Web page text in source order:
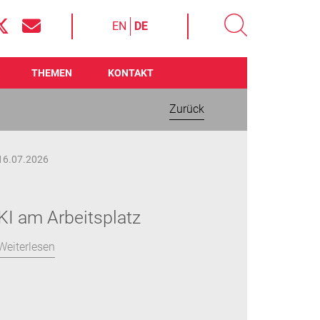
EN DE
THEMEN KONTAKT
Zurück
am Arbeitsplatz